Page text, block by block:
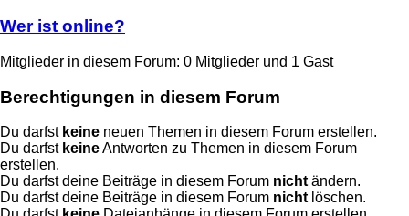
Wer ist online?
Mitglieder in diesem Forum: 0 Mitglieder und 1 Gast
Berechtigungen in diesem Forum
Du darfst keine neuen Themen in diesem Forum erstellen.
Du darfst keineAntworten zu Themen in diesem Forum
erstellen.
Du darfst deine Beiträge in diesem Forum nichtändern.
Du darfst deine Beiträge in diesem Forum nichtlöschen.